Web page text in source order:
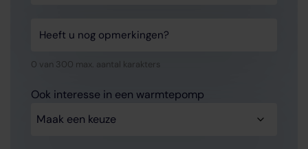
Heeft u nog opmerkingen?
0 van 300 max. aantal karakters
Ook interesse in een warmtepomp